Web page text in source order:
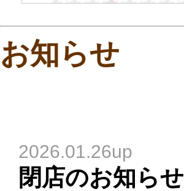
お知らせ
2026.01.26up
閉店のお知らせ